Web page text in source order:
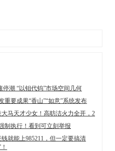
潮 “以钼代钨”市场空间几何
重要成果“香山”“如意”系统发布
马天才少女！高昉洁火力全开，2
制执行！看到可立刻举报
就能上985211，但一定要搞清